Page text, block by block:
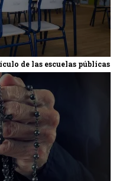
de las escuelas públicas